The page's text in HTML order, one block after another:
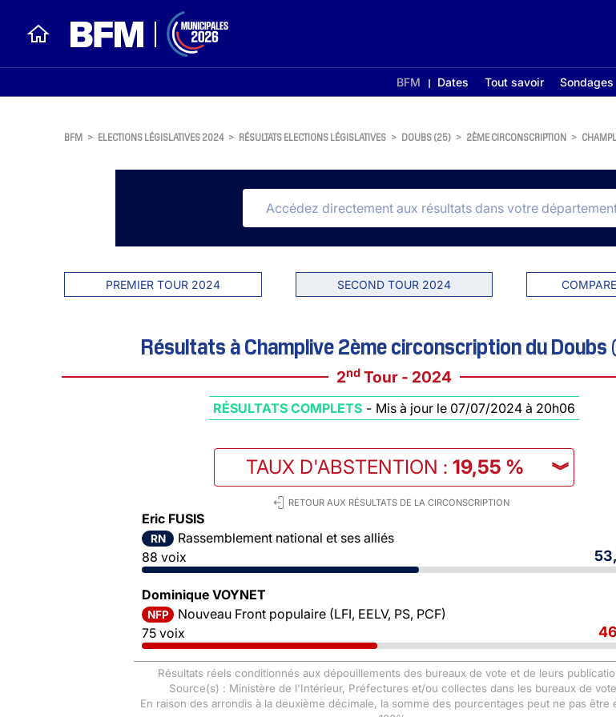
BFM Dates Tout savoir Sondages
BFM > ELECTIONS LÉGISLATIVES 2024 > RÉSULTATS ELECTIONS LÉGISLATIVES > DOUBS (25) > 2ÈME CIRCONSCRIPTION >
PREMIER TOUR 2024 SECOND TOUR 2024
Résultats à Champlive 2ème circonscription du Doubs
2nd Tour - 2024
RÉSULTATS COMPLETS - Mis à jour le 07/07/2024 à 20h06
TAUX D'ABSTENTION : 19,55 % ︾
RETOUR AUX RÉSULTATS DE LA CIRCONSCRIPTION
Eric FUSIS
RN
Rassemblement national et ses alliés
88 voix
Dominique VOYNET
NFP
Nouveau Front populaire (LFI, EELV, PS, PCF)
75 voix
Résultats réels conditionnés aux dépouillements des bureaux de vote et de leurs
Source(s) : Ministère de l'Intérieur, Préfectures et/ou collectes dans les bureaux de
En raison des arrondis à la deuxième décimale, la somme des pourcentages peut ne pas être